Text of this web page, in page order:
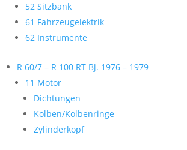
52 Sitzbank
61 Fahrzeugelektrik
62 Instrumente
R 60/7 – R 100 RT Bj. 1976 – 1979
11 Motor
Dichtungen
Kolben/Kolbenringe
Zylinderkopf